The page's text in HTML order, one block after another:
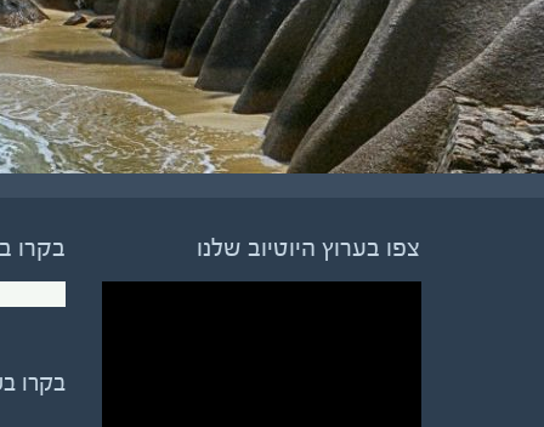
צפו בערוץ היוטיוב שלנו בקרו
בקרו